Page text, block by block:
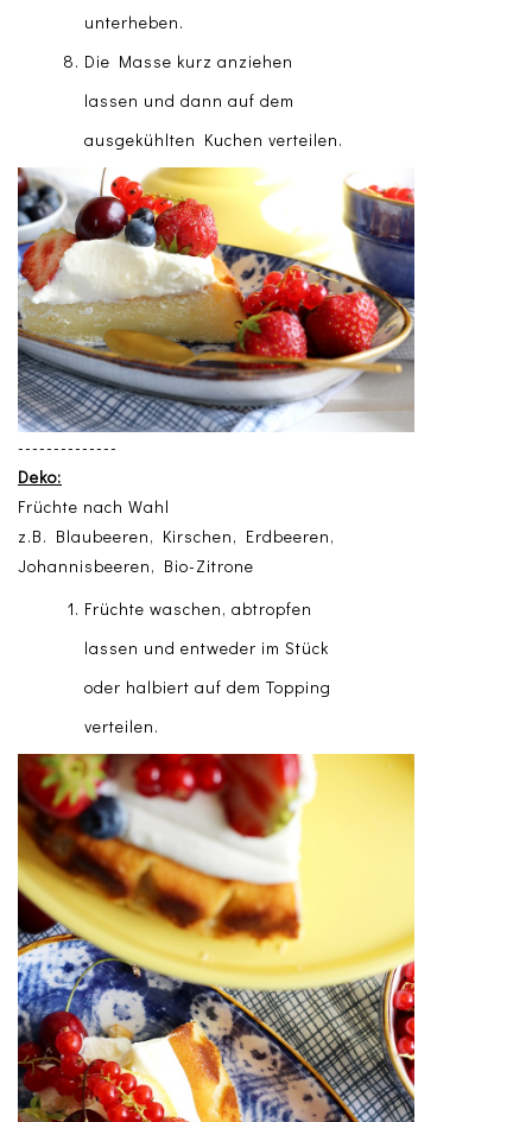
unterheben.
Die Masse kurz anziehen
lassen und dann auf dem
ausgekühlten Kuchen verteilen.
--------------
Deko:
Früchte nach Wahl
z.B. Blaubeeren, Kirschen, Erdbeeren,
Johannisbeeren, Bio-Zitrone
Früchte waschen, abtropfen
lassen und entweder im Stück
oder halbiert auf dem Topping
verteilen.